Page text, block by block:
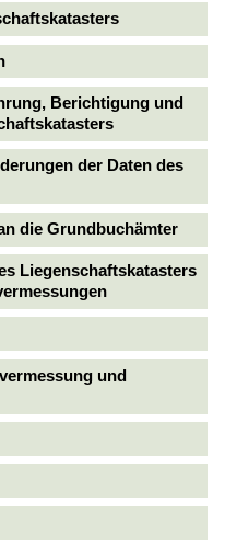
Berichtigung und
der Daten des
die Grundbuchämter
Liegenschaftskatasters
und